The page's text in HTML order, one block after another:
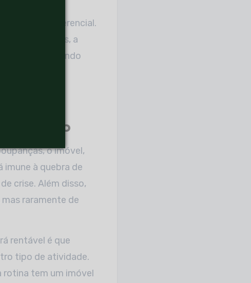
e
ser um diferencial.
centros, a
distância. Sendo
a
o imóvel,
à quebra de
crise. Além disso,
raramente de
rentável é que
tipo de atividade.
rotina tem um imóvel